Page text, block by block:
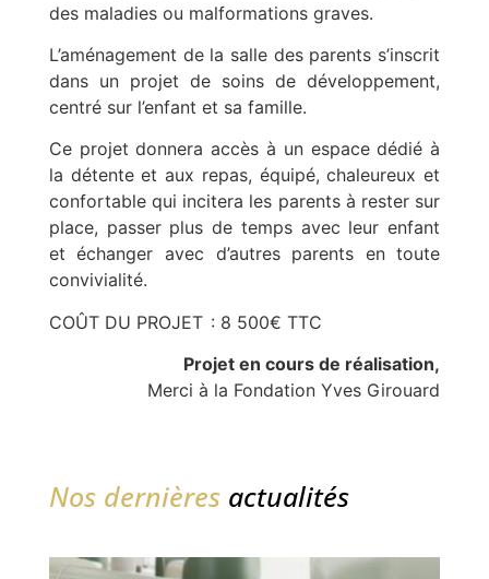
des maladies ou malformations graves.
L’aménagement de la salle des parents s’inscrit
dans un projet de soins de développement,
centré sur l’enfant et sa famille.
Ce projet donnera accès à un espace dédié à
la détente et aux repas, équipé, chaleureux et
confortable qui incitera les parents à rester sur
place, passer plus de temps avec leur enfant
et échanger avec d’autres parents en toute
convivialité.
COÛT DU PROJET : 8 500€ TTC
Projet en cours de réalisation,
Merci à la Fondation Yves Girouard
Nos dernières actualités